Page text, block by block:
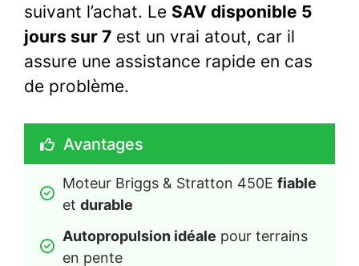
suivant l’achat. Le SAV disponible 5
jours sur 7 est un vrai atout, car il
assure une assistance rapide en cas
de problème.
Avantages
Moteur Briggs & Stratton 450E fiable
et durable
Autopropulsion idéale pour terrains
en pente